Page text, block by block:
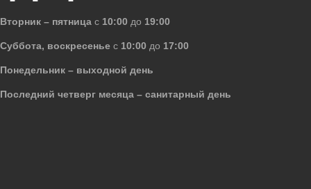
Вторник – пятница с 10:00 до 19:00
Суббота, воскресенье с 10:00 до 17:00
Понедельник – выходной день
Последний четверг месяца – санитарный день